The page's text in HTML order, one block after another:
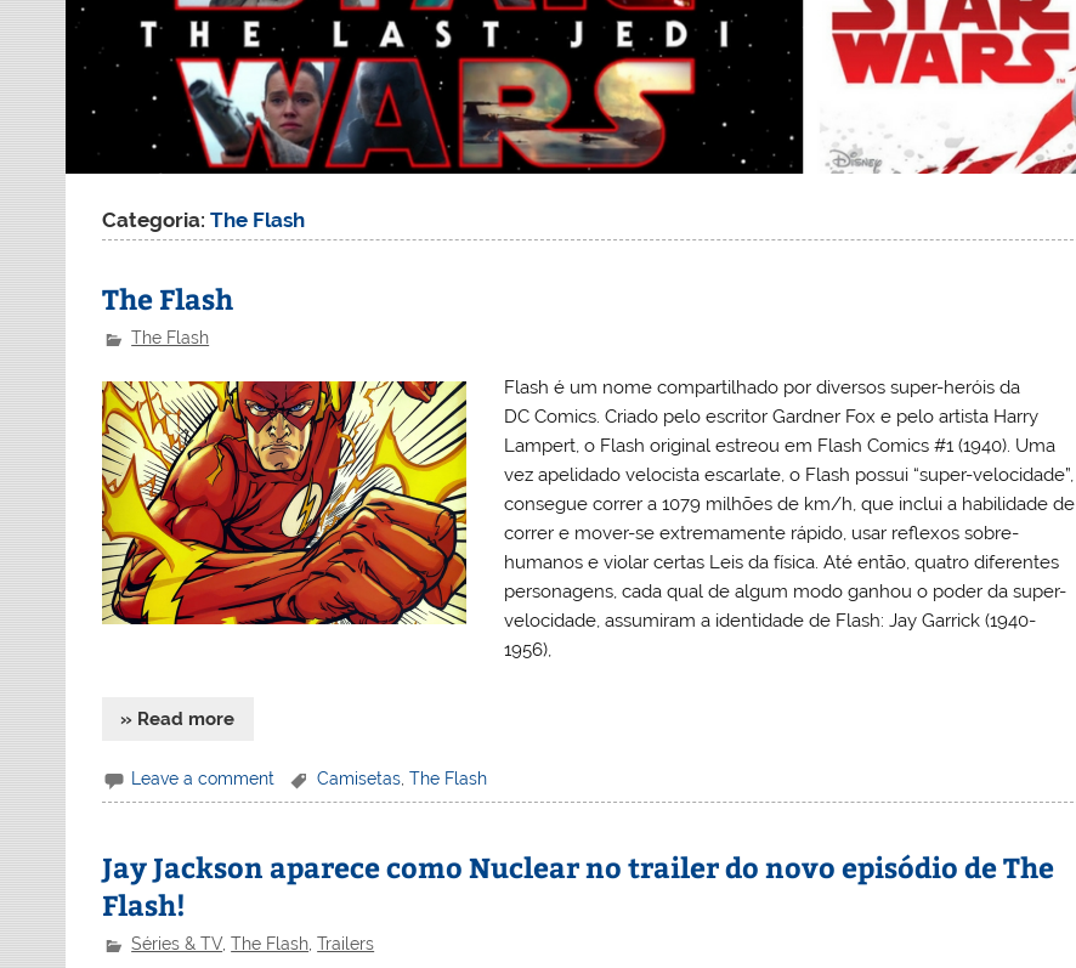
Categoria:The Flash
The Flash
The Flash
Flash é um nome compartilhado por diversos super-heróis da
DC Comics. Criado pelo escritor Gardner Fox e pelo artista Harry
Lampert, o Flash original estreou em Flash Comics #1 (1940). Uma
vez apelidado velocista escarlate, o Flash possui “super-velocidade”,
consegue correr a 1079 milhões de km/h, que inclui a habilidade de
correr e mover-se extremamente rápido, usar reflexos sobre-
humanos e violar certas Leis da física. Até então, quatro diferentes
personagens, cada qual de algum modo ganhou o poder da super-
velocidade, assumiram a identidade de Flash: Jay Garrick (1940-
1956),
» Read more
Leave a comment Camisetas, The Flash
Jay Jackson aparece como Nuclear no trailer do novo episódio de The
Flash!
Séries & TV,The Flash ,Trailers